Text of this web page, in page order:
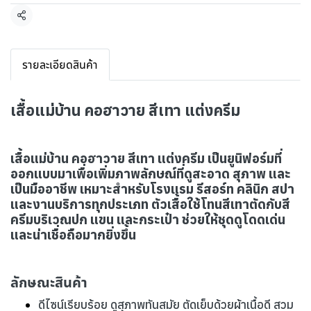
แชร์
รายละเอียดสินค้า
เสื้อแม่บ้าน คอฮาวาย สีเทา แต่งครีม
เสื้อแม่บ้าน คอฮาวาย สีเทา แต่งครีม เป็นยูนิฟอร์มที่
ออกแบบมาเพื่อเพิ่มภาพลักษณ์ที่ดูสะอาด สุภาพ และ
เป็นมืออาชีพ เหมาะสำหรับโรงแรม รีสอร์ท คลินิก สปา
และงานบริการทุกประเภท ตัวเสื้อใช้โทนสีเทาตัดกับสี
ครีมบริเวณปก แขน และกระเป๋า ช่วยให้ชุดดูโดดเด่น
และน่าเชื่อถือมากยิ่งขึ้น
ลักษณะสินค้า
ดีไซน์เรียบร้อย ดูสุภาพทันสมัย ตัดเย็บด้วยผ้าเนื้อดี สวม